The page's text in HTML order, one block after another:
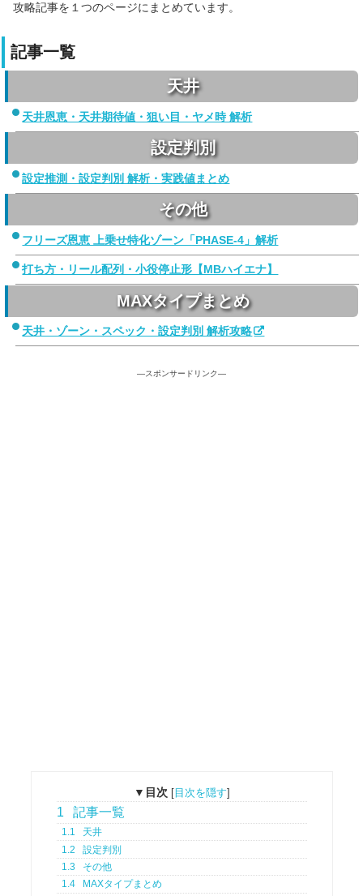
攻略記事を１つのページにまとめています。
記事一覧
天井
天井恩恵・天井期待値・狙い目・ヤメ時 解析
設定判別
設定推測・設定判別 解析・実践値まとめ
その他
フリーズ恩恵 上乗せ特化ゾーン「PHASE-4」解析
打ち方・リール配列・小役停止形【MBハイエナ】
MAXタイプまとめ
天井・ゾーン・スペック・設定判別 解析攻略
—スポンサードリンク—
▼目次 [目次を隠す]
1 記事一覧
1.1
天井
1.2
設定判別
1.3
その他
1.4
MAXタイプまとめ